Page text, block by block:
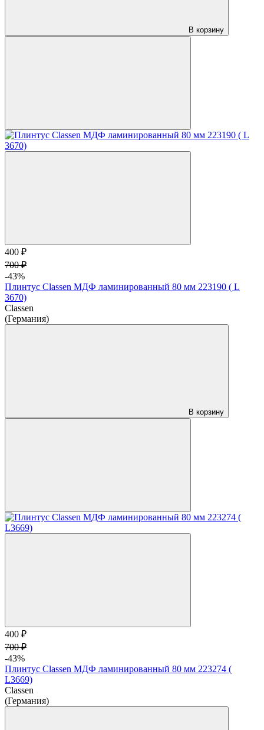
В корзину
400 ₽
700 ₽
-43%
Плинтус Classen МДФ ламинированный 80 мм 223190 ( L
3670)
Classen
(Германия)
В корзину
400 ₽
700 ₽
-43%
Плинтус Classen МДФ ламинированный 80 мм 223274 (
L3669)
Classen
(Германия)